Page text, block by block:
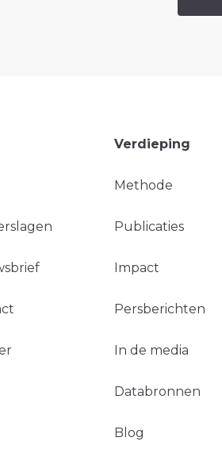
Verdieping
Methode
Publicaties
Impact
Persberichten
In de media
Databronnen
Blog